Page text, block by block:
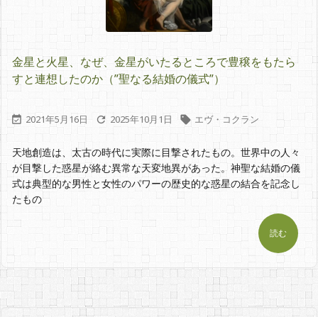
金星と火星、なぜ、金星がいたるところで豊穣をもたら
すと連想したのか（”聖なる結婚の儀式”）
 2021年5月16日  2025年10月1日  エヴ・コクラン
天地創造は、太古の時代に実際に目撃されたもの。世界中の人々
が目撃した惑星が絡む異常な天変地異があった。神聖な結婚の儀
式は典型的な男性と女性のパワーの歴史的な惑星の結合を記念し
たもの
読む